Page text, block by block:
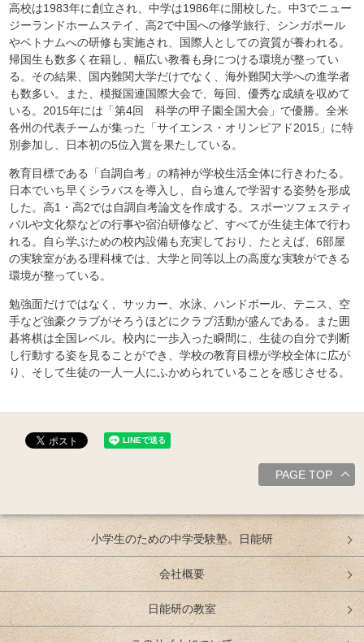
高校は1983年に創立され、中学は1986年に開校した。中3でニュー
ジーランドホームステイ、高2で中国への修学旅行、シンガポール
やベトナムへの研修も実施され、国際人としての資質が養われる。
帰国生も数多く在籍し、幅広い教養も身につける環境が整ってい
る。その結果、国内難関大学だけでなく、海外難関大学への進学者
も数多い。また、模擬国連国際大会で、毎回、優秀な成績を収めて
いる。2015年には「第4回 科学の甲子園全国大会」で優勝。全米
各州の代表チームが集った「サイエンス・オリンピアド2015」に特
別参加し、日本初の5位入賞を果たしている。
教育目標である「自調自考」の精神が学校生活全体に行きわたる。
日本でいち早くシラバスを導入し、自ら進んで学習する姿勢を形成
した。高1・高2では自調自考論文を作成する。スポーツフェスティ
バルや文化祭などの行事や宿泊研修など、すべてが生徒主体で行わ
れる。自ら学ぶための校内設備も充実しており、たとえば、6部屋
の実験室がある理科棟では、大学と同等以上の高度な実験ができる
環境が整っている。
勉強面だけではなく、サッカー、水泳、ハンドボール、テニス、空
手など強豪クラブがそろうほどにクラブ活動が盛んである。また囲
碁将棋は全国レベル。校内に一歩入った瞬間に、生徒の自分で判断
し行動する姿を見ることができ、学校の教育目標が学校全体に広が
り、そして生徒の一人一人にふかめられていることを感じさせる。
PAGE TOP
小学生のための中学受験塾。日能研
会社概要
日能研の教室